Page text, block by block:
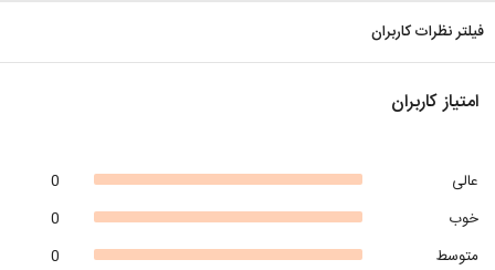
فیلتر نظرات کاربران
امتیاز کاربران
0
عالی
0
خوب
0
متوسط